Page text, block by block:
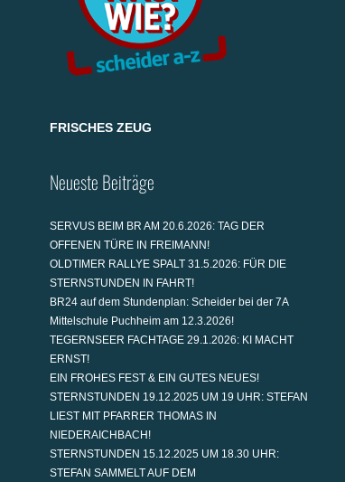
FRISCHES ZEUG
Neueste Beiträge
SERVUS BEIM BR AM 20.6.2026: TAG DER
OFFENEN TÜRE IN FREIMANN!
OLDTIMER RALLYE SPALT 31.5.2026: FÜR DIE
STERNSTUNDEN IN FAHRT!
BR24 auf dem Stundenplan: Scheider bei der 7A
Mittelschule Puchheim am 12.3.2026!
TEGERNSEER FACHTAGE 29.1.2026: KI MACHT
ERNST!
EIN FROHES FEST & EIN GUTES NEUES!
STERNSTUNDEN 19.12.2025 UM 19 UHR: STEFAN
LIEST MIT PFARRER THOMAS IN
NIEDERAICHBACH!
STERNSTUNDEN 15.12.2025 UM 18.30 UHR:
STEFAN SAMMELT AUF DEM